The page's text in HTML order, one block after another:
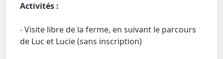
Activités :
- Visite libre de la ferme, en suivant le parcours
de Luc et Lucie (sans inscription)